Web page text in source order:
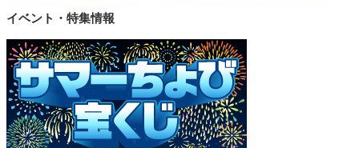
イベント・特集情報